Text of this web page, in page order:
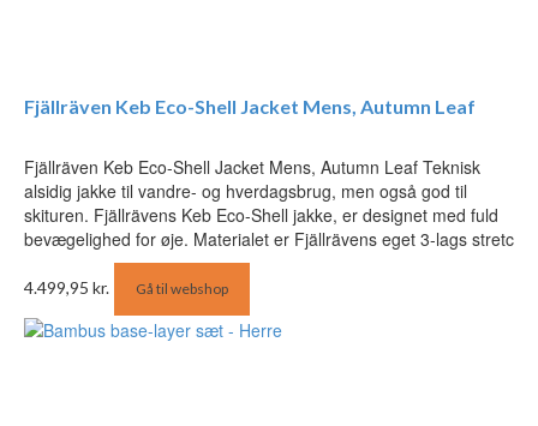
Fjällräven Keb Eco-Shell Jacket Mens, Autumn Leaf
Fjällräven Keb Eco-Shell Jacket Mens, Autumn Leaf Teknisk
alsidig jakke til vandre- og hverdagsbrug, men også god til
skituren. Fjällrävens Keb Eco-Shell jakke, er designet med fuld
bevægelighed for øje. Materialet er Fjällrävens eget 3-lags stretc
4.499,95 kr. Gå til webshop